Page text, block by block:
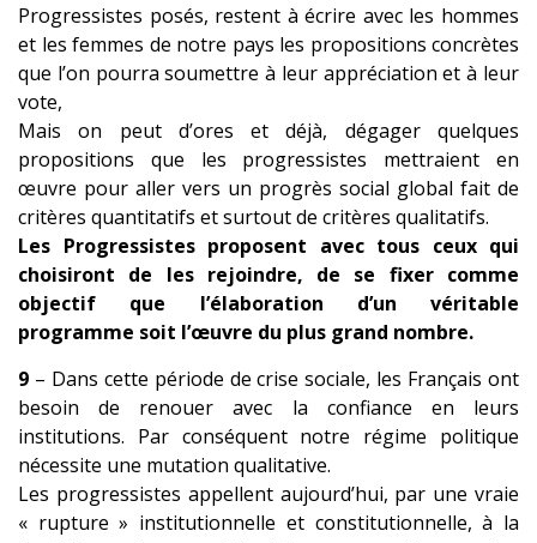
Progressistes posés, restent à écrire avec les hommes
et les femmes de notre pays les propositions concrètes
que l’on pourra soumettre à leur appréciation et à leur
vote,
Mais on peut d’ores et déjà, dégager quelques
propositions que les progressistes mettraient en
œuvre pour aller vers un progrès social global fait de
critères quantitatifs et surtout de critères qualitatifs.
Les Progressistes proposent avec tous ceux qui
choisiront de les rejoindre, de se fixer comme
objectif que l’élaboration d’un véritable
programme soit l’œuvre du plus grand nombre.
9 – Dans cette période de crise sociale, les Français ont
besoin de renouer avec la confiance en leurs
institutions. Par conséquent notre régime politique
nécessite une mutation qualitative.
Les progressistes appellent aujourd’hui, par une vraie
« rupture » institutionnelle et constitutionnelle, à la